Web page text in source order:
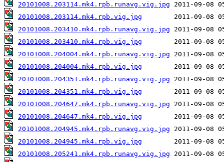
20101008.203114.mk4.rpb.runavg.vig.jpg
20101008.203114.mk4.rpb.vig.jpg
20101008.203410.mk4.rpb.runavg.vig.jpg
20101008.203410.mk4.rpb.vig.jpg
20101008.204004.mk4.rpb.runavg.vig.jpg
20101008.204004.mk4.rpb.vig.jpg
20101008.204351.mk4.rpb.runavg.vig.jpg
20101008.204351.mk4.rpb.vig.jpg
20101008.204647.mk4.rpb.runavg.vig.jpg
20101008.204647.mk4.rpb.vig.jpg
20101008.204945.mk4.rpb.runavg.vig.jpg
20101008.204945.mk4.rpb.vig.jpg
20101008.205241.mk4.rpb.runavg.vig.jpg